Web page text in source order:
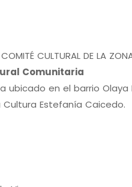
COMITÉ CULTURAL DE LA
Comunitaria
ubicado en el barrio
Estefanía Caicedo.